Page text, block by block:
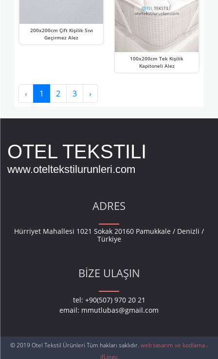
200x200cm Çift Kişilik Sıvı
Geçirmez Alez
100x200cm Tek Kişilik
Kapitoneli Alez
‹ 1 2 3 ›
OTEL TEKSTILI
www.oteltekstilurunleri.com
ADRES
Hürriyet Mahallesi 1021 Sokak 20160 Pamukkale / Denizli /
Türkiye
BIZE ULAŞIN
tel: +90(507) 970 20 21
email: mmutlubas@gmail.com
© 2019 Otel Tekstil Ürünleri Tüm hakları saklıdır. web tasarım ve kodlama -
ifLingo